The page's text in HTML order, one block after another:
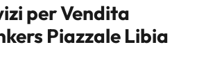
perVendita
Piazzale Libia